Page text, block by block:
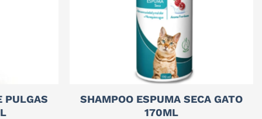
PULGAS
SHAMPOO ESPUMA SECA GATO
170ML